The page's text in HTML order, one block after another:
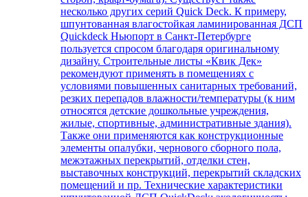
несколько других серий Quick Deck. К примеру,
шпунтованная влагостойкая ламинированная ДСП
Quickdeck Ньюпорт в Санкт-Петербурге
пользуется спросом благодаря оригинальному
дизайну. Строительные листы «Квик Дек»
рекомендуют применять в помещениях с
условиями повышенных санитарных требований,
резких перепадов влажности/температуры (к ним
относятся детские дошкольные учреждения,
жилые, спортивные, административные здания).
Также они применяются как конструкционные
элементы опалубки, чернового сборного пола,
межэтажных перекрытий, отделки стен,
выставочных конструкций, перекрытий складских
помещений и пр. Технические характеристики